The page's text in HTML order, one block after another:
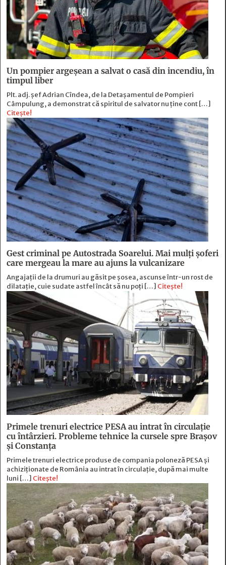
Un pompier argeșean a salvat o casă din incendiu, în
timpul liber
Plt. adj. șef Adrian Cîndea, de la Detașamentul de Pompieri
Câmpulung, a demonstrat că spiritul de salvator nu ține cont […]
Citește!
Gest criminal pe Autostrada Soarelui. Mai mulți șoferi
care mergeau la mare au ajuns la vulcanizare
Angajaţii de la drumuri au găsit pe şosea, ascunse într-un rost de
dilataţie, cuie sudate astfel încât să nu poţi […] Citește!
Primele trenuri electrice PESA au intrat în circulație
cu întârzieri. Probleme tehnice la cursele spre Brașov
și Constanța
Primele trenuri electrice produse de compania poloneză PESA și
achiziționate de România au intrat în circulație, după mai multe
luni […] Citește!